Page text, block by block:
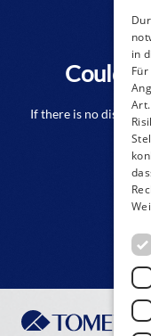
If there is no
in